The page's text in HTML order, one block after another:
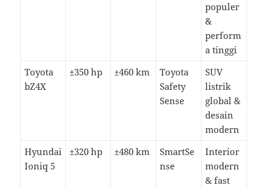
populer
&
perform
a tinggi
Toyota
bZ4X
±350 hp ±460 km
Toyota
Safety
Sense
SUV
listrik
global &
desain
modern
Hyundai
Ioniq 5
±320 hp ±480 km
SmartSe
nse
Interior
modern
& fast